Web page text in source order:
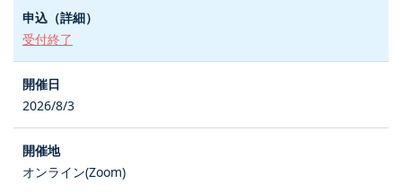
受付終了
2026/8/3
オンライン(Zoom)